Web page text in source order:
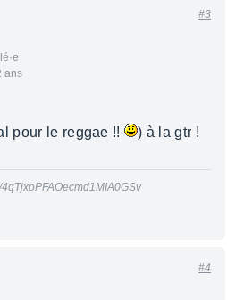
ans
#3
pour le reggae !!
) à la gtr !
#4